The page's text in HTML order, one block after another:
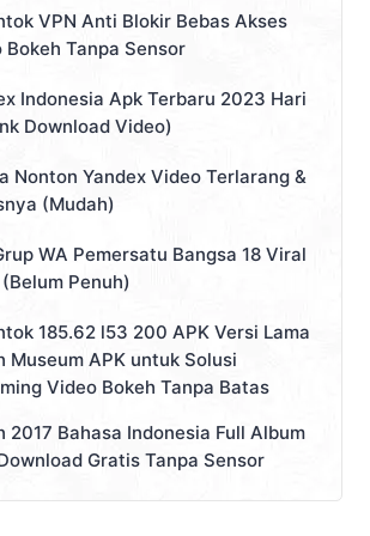
VPN Anti Blokir Bebas Akses
Bokeh Tanpa Sensor
Indonesia Apk Terbaru 2023 Hari
Download Video)
Nonton Yandex Video Terlarang &
(Mudah)
WA Pemersatu Bangsa 18 Viral
Penuh)
185.62 l53 200 APK Versi Lama
Museum APK untuk Solusi
Video Bokeh Tanpa Batas
2017 Bahasa Indonesia Full Album
Gratis Tanpa Sensor